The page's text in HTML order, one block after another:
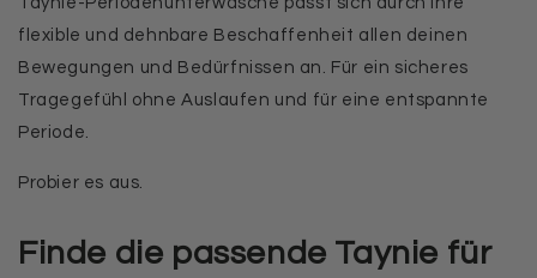
flexible und dehnbare Beschaffenheit allen deinen
Bewegungen und Bedürfnissen an. Für ein sicheres
Tragegefühl ohne Auslaufen und für eine entspannte
Periode.
Probier es aus.
Finde die passende Taynie für